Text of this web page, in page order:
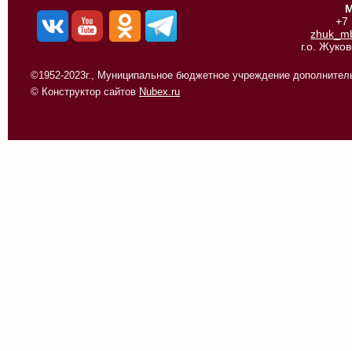
+7
г.о.
©1952-2023г., Муниципальное бюджетное учреждение
© Конструктор сайтов Nubex.ru